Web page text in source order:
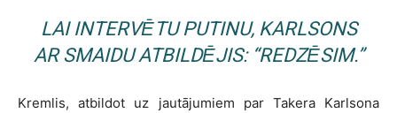
LAI INTERVĒTU PUTINU, KARLSONS
AR SMAIDU ATBILDĒJIS: “REDZĒSIM.”
Kremlis, atbildot uz jautājumiem par Takera Karlsona